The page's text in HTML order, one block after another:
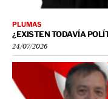
PLUMAS
¿EXISTEN TODAVÍA
24/07/2026